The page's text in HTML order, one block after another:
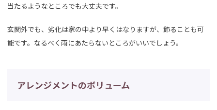
当たるようなところでも大丈夫です。
玄関外でも、劣化は家の中より早くはなりますが、飾ることも可
能です。なるべく雨にあたらないところがいいでしょう。
アレンジメントのボリューム